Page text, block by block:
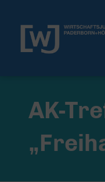
AK-